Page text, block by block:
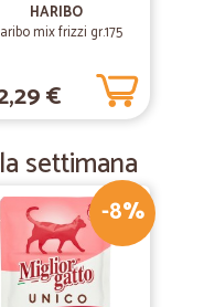
06/03/2019
arrivati intatti.
lo volessi scegliere, c'e'
HARIBO
mix frizzi gr.175
€
settimana
-8%